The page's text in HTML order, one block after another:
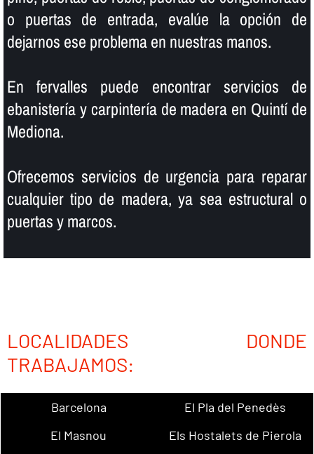
o puertas de entrada, evalúe la opción de
dejarnos ese problema en nuestras manos.
En fervalles puede encontrar servicios de
ebanisterí­a y carpinterí­a de madera en Quintí de
Mediona.
Ofrecemos servicios de urgencia para reparar
cualquier tipo de madera, ya sea estructural o
puertas y marcos.
LOCALIDADES DONDE
TRABAJAMOS:
Barcelona
El Pla del Penedès
El Masnou
Els Hostalets de Pierola